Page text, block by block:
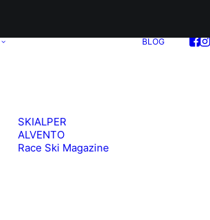
SKIALPER
ALVENTO
Race Ski Magazine
BLOG